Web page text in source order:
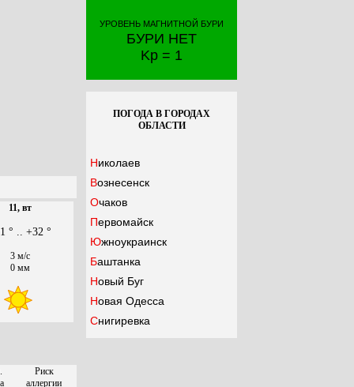
11, вт
° .. +32 °
3 м/с
0 мм
Риск
аллергии
УРОВЕНЬ МАГНИТНОЙ БУРИ
БУРИ НЕТ
Kp = 1
ПОГОДА В ГОРОДАХ
ОБЛАСТИ
Николаев
Вознесенск
Очаков
Первомайск
Южноукраинск
Баштанка
Новый Буг
Новая Одесса
Снигиревка